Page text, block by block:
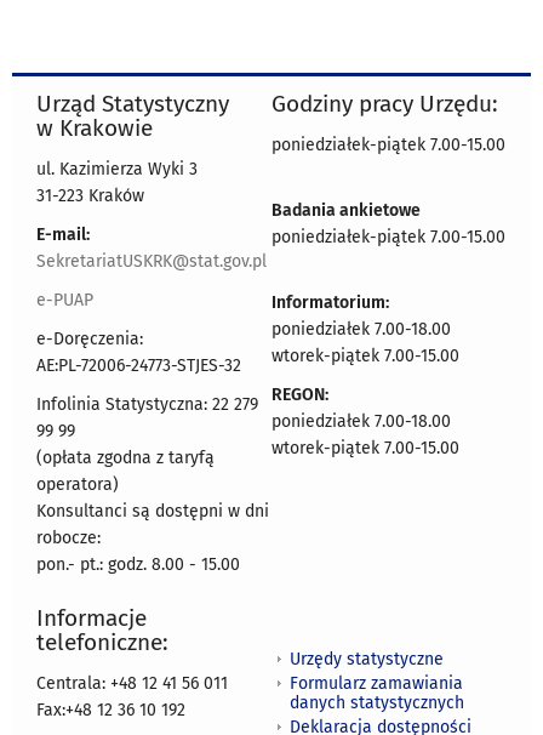
Urząd Statystyczny
w Krakowie
ul. Kazimierza Wyki 3
31-223 Kraków
E-mail:
SekretariatUSKRK@stat.gov.pl
e-PUAP
e-Doręczenia:
AE:PL-72006-24773-STJES-32
Infolinia Statystyczna: 22 279
99 99
(opłata zgodna z taryfą
operatora)
Konsultanci są dostępni w dni
robocze:
pon.- pt.: godz. 8.00 - 15.00
Godziny pracy Urzędu:
poniedziałek-piątek 7.00-15.00
Badania ankietowe
poniedziałek-piątek 7.00-15.00
Informatorium:
poniedziałek 7.00-18.00
wtorek-piątek 7.00-15.00
REGON:
poniedziałek 7.00-18.00
wtorek-piątek 7.00-15.00
Informacje
telefoniczne:
Centrala: +48 12 41 56 011
Fax:+48 12 36 10 192
Urzędy statystyczne
Formularz zamawiania
danych statystycznych
Deklaracja dostępności